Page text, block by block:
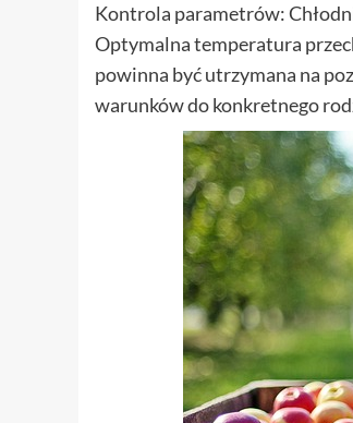
Kontrola parametrów:
Optymalna temperatura
powinna być utrzymana na
warunków do konkretnego